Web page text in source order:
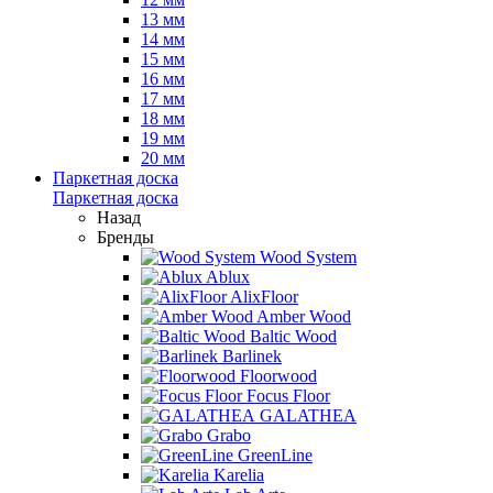
13 мм
14 мм
15 мм
16 мм
17 мм
18 мм
19 мм
20 мм
Паркетная доска
Паркетная доска
Назад
Бренды
Wood System
Ablux
AlixFloor
Amber Wood
Baltic Wood
Barlinek
Floorwood
Focus Floor
GALATHEA
Grabo
GreenLine
Karelia